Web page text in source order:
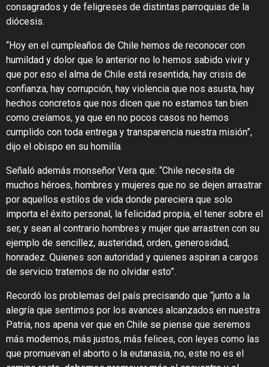
consagrados y de feligreses de distintas parroquias de la
diócesis.
“Hoy en el cumpleaños de Chile hemos de reconocer con
humildad y dolor que lo anterior no lo hemos sabido vivir y
que por eso el alma de Chile está resentida, hay crisis de
confianza, hay corrupción, hay violencia que nos asusta, hay
hechos concretos que nos dicen que no estamos tan bien
como creíamos, ya que en no pocos casos no hemos
cumplido con toda entrega y transparencia nuestra misión”,
dijo el obispo en su homilía.
Señaló además monseñor Vera que: “Chile necesita de
muchos héroes, hombres y mujeres que no se dejen arrastrar
por aquellos estilos de vida donde pareciera que solo
importa el éxito personal, la felicidad propia, el tener sobre el
ser, y sean al contrario hombres y mujer que arrastren con su
ejemplo de sencillez, austeridad, orden, generosidad,
honradez. Quienes son autoridad y quienes aspiran a cargos
de servicio tratemos de no olvidar esto”.
Recordó los problemas del país precisando que “junto a la
alegría que sentimos por los avances alcanzados en nuestra
Patria, nos apena ver que en Chile se piense que seremos
más modernos, más justos, más felices, con leyes como las
que promuevan el aborto o la eutanasia, no, este no es el